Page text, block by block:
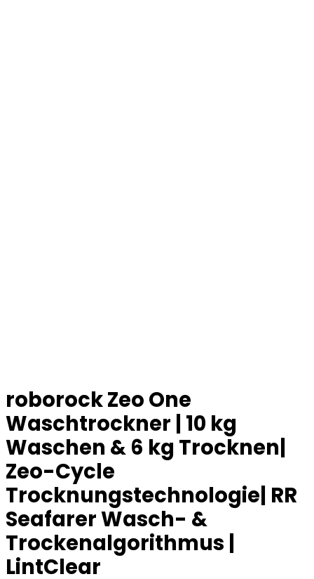
roborock Zeo One
Waschtrockner | 10 kg
Waschen & 6 kg Trocknen|
Zeo-Cycle
Trocknungstechnologie| RR
Seafarer Wasch- &
Trockenalgorithmus |
LintClear